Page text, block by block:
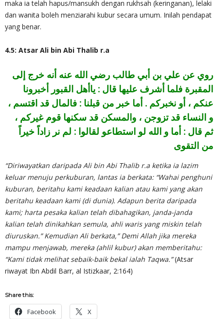
maka ia telah hapus/mansukh dengan rukhsah (keringanan), lelaki
dan wanita boleh menziarahi kubur secara umum. Inilah pendapat
yang benar.
4.5: Atsar Ali bin Abi Thalib r.a
روي عن علي بن أبي طالب رضي الله عنه أنه خرج إلى
المقبرة فلما أشرف عليها قال : ياأهل القبور أخبرونا
عنكم ، أو نخبركم . أما خبر من قبلنا : فالمال قد اقتسم ،
و النساء قد تزوجن ، والمسكن قد سكنها قوم غيركم ،
ثم قال : أما و الله لو استطاعو لقالوا : لم نر زاداً خيراً
من التقوى
“Diriwayatkan daripada Ali bin Abi Thalib r.a ketika ia lazim
keluar menuju perkuburan, lantas ia berkata: “Wahai penghuni
kuburan, beritahu kami keadaan kalian atau kami yang akan
beritahu keadaan kami (di dunia). Adapun berita daripada
kami; harta pesaka kalian telah dibahagikan, janda-janda
kalian telah dinikahkan semula, ahli waris yang miskin telah
diuruskan.” Kemudian Ali berkata,” Demi Allah jika mereka
mampu menjawab, mereka (ahlil kubur) akan memberitahu:
“Kami tidak melihat sebaik-baik bekal ialah Taqwa.”(Atsar
riwayat Ibn Abdil Barr, al Istizkaar, 2:164)
Share this:
Facebook X